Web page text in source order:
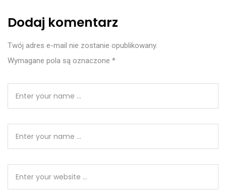
Dodaj komentarz
Twój adres e-mail nie zostanie opublikowany.
Wymagane pola są oznaczone *